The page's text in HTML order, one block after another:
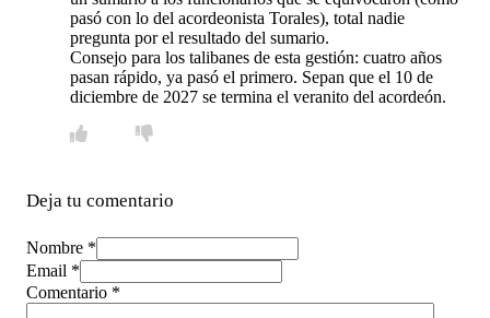
pasó con lo del acordeonista Torales), total nadie
pregunta por el resultado del sumario.
Consejo para los talibanes de esta gestión: cuatro años
pasan rápido, ya pasó el primero. Sepan que el 10 de
diciembre de 2027 se termina el veranito del acordeón.
Deja tu comentario
Nombre *
Email *
Comentario *